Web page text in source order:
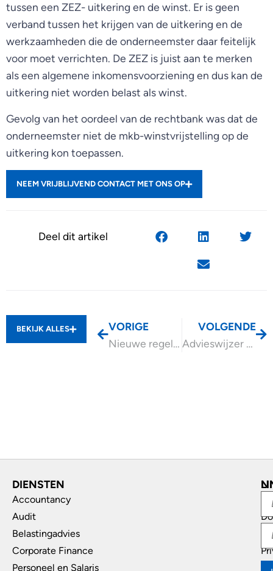
tussen een ZEZ- uitkering en de winst. Er is geen
verband tussen het krijgen van de uitkering en de
werkzaamheden die de onderneemster daar feitelijk
voor moet verrichten. De ZEZ is juist aan te merken
als een algemene inkomensvoorziening en dus kan de
uitkering niet worden belast als winst.
Gevolg van het oordeel van de rechtbank was dat de
onderneemster niet de mkb-winstvrijstelling op de
uitkering kon toepassen.
NEEM VRIJBLIJVEND CONTACT MET ONS OP
Deel dit artikel
BEKIJK ALLES
VORIGE
Nieuwe regels voor incassodienstverleners vanaf 1 april 2024
VOLGENDE
Advieswijzer Personeel inlenen
DIENSTEN
Accountancy
Audit
Belastingadvies
Corporate Finance
Personeel en Salaris